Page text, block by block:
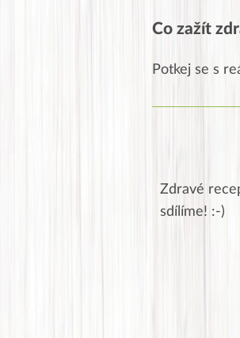
Co zažít
Potkej se s
Zdravé
sdílíme! :-)